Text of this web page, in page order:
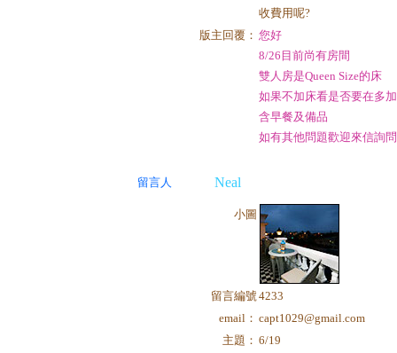
收費用呢?
版主回覆： 您好
8/26目前尚有房間
雙人房是Queen Size的床
如果不加床看是否要在多
含早餐及備品
如有其他問題歡迎來信詢
留言人 Neal
小圖
留言編號4233
email： capt1029@gmail.com
主題： 6/19